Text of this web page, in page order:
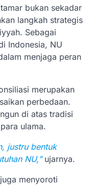
bukan sekadar
langkah strategis
Sebagai
Indonesia, NU
menjaga peran
merupakan
perbedaan.
di atas tradisi
ulama.
justru bentuk
NU,”ujarnya.
menyoroti